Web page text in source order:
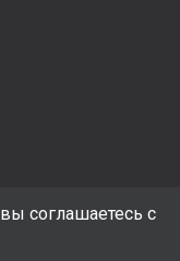
соглашаетесь с